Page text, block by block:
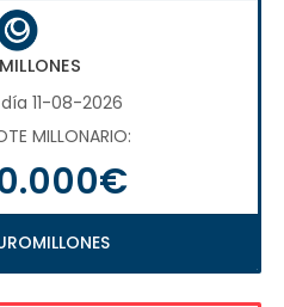
11-08-2026
MILLONARIO: